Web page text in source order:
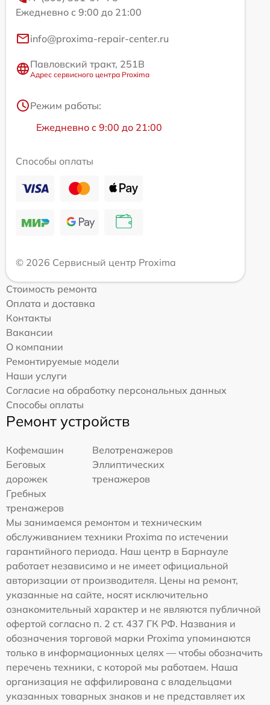
Ежедневно с 9:00 до 21:00
info@proxima-repair-center.ru
Павловский тракт, 251В
Адрес сервисного центра Proxima
Режим работы:
Ежедневно с 9:00 до 21:00
Способы оплаты
© 2026 Сервисный центр Proxima
Стоимость ремонта
Оплата и доставка
Контакты
Вакансии
О компании
Ремонтируемые модели
Наши услуги
Согласие на обработку персональных данных
Способы оплаты
Ремонт устройств
Кофемашин
Велотренажеров
Беговых
дорожек
Эллиптических
тренажеров
Гребных
тренажеров
Мы занимаемся ремонтом и техническим
обслуживанием техники Proxima по истечении
гарантийного периода. Наш центр в Барнауле
работает независимо и не имеет официальной
авторизации от производителя. Цены на ремонт,
указанные на сайте, носят исключительно
ознакомительный характер и не являются публичной
офертой согласно п. 2 ст. 437 ГК РФ. Названия и
обозначения торговой марки Proxima упоминаются
только в информационных целях — чтобы обозначить
перечень техники, с которой мы работаем. Наша
организация не аффилирована с владельцами
указанных товарных знаков и не представляет их